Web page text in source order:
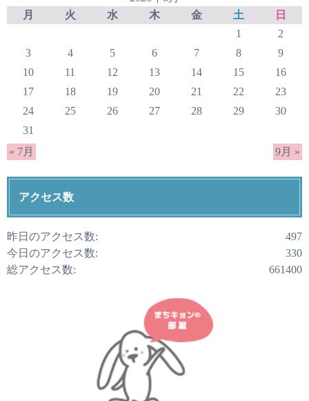
月
火 水 木 金 土
日
1
2
3
4 5 6 7 8
9
10
11 12 13 14 15
16
17
18 19 20 21 22
23
24
25 26 27 28 29
30
31
« 7月
9月 »
アクセス数
昨日のアクセス数:
497
今日のアクセス数:
330
総アクセス数:
661400